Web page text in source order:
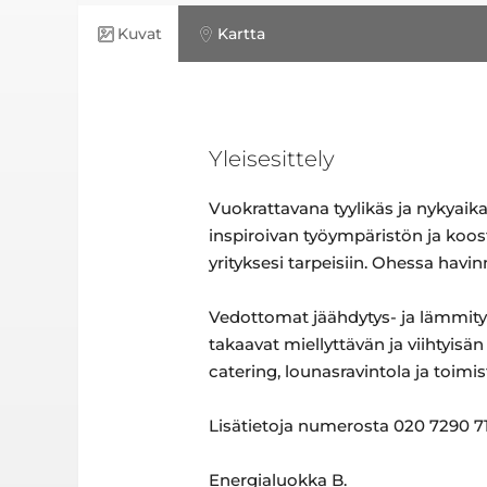
Kuvat Kartta
Yleisesittely
Vuokrattavana tyylikäs ja
inspiroivan työympäristön ja
yrityksesi tarpeisiin. Ohessa
Vedottomat jäähdytys- ja
takaavat miellyttävän ja
catering, lounasravintola ja
Lisätietoja numerosta 020 7290
Energialuokka B.